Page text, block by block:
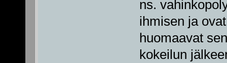
ns.
ihmisen ja
huomaavat
kokeilun